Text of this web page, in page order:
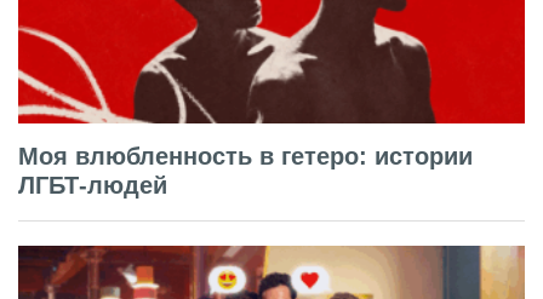
Моя влюбленность в гетеро: истории
ЛГБТ-людей